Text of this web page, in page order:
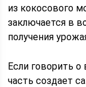
из кокосового
заключается в
получения
Если говорить
часть создает